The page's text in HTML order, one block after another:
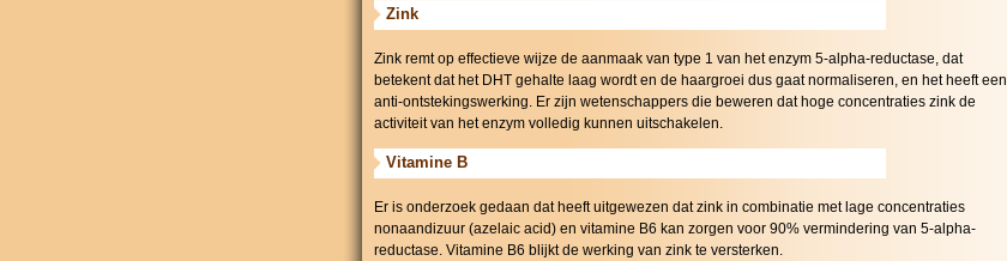
Zink
Zink remt op effectieve wijze de aanmaak van type 1 van het enzym 5-alpha-reductase, dat
betekent dat het DHT gehalte laag wordt en de haargroei dus gaat normaliseren, en het heeft een
anti-ontstekingswerking. Er zijn wetenschappers die beweren dat hoge concentraties zink de
activiteit van het enzym volledig kunnen uitschakelen.
Vitamine B
Er is onderzoek gedaan dat heeft uitgewezen dat zink in combinatie met lage concentraties
nonaandizuur (azelaic acid) en vitamine B6 kan zorgen voor 90% vermindering van 5-alpha-
reductase. Vitamine B6 blijkt de werking van zink te versterken.